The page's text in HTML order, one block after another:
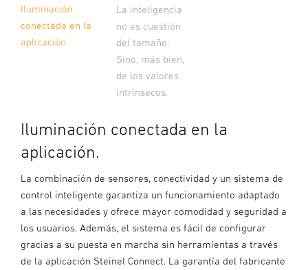
Iluminación
conectada en la
aplicación.
La inteligencia
no es cuestión
del tamaño.
Sino, más bien,
de los valores
intrínsecos.
Iluminación conectada en la
aplicación.
La combinación de sensores, conectividad y un sistema de
control inteligente garantiza un funcionamiento adaptado
a las necesidades y ofrece mayor comodidad y seguridad a
los usuarios. Además, el sistema es fácil de configurar
gracias a su puesta en marcha sin herramientas a través
de la aplicación Steinel Connect. La garantía del fabricante